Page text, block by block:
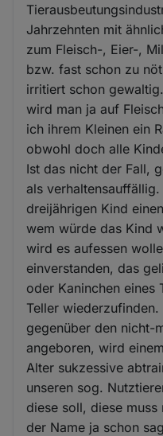
Jahrzehnten mit
zum Fleisch-, Eier-,
bzw. fast schon zu
irritiert schon
wird man ja auf
ich ihrem Kleinen ein
obwohl doch alle
Ist das nicht der Fall,
als
dreijährigen Kind
wem würde das Kind
wird es aufessen
einverstanden, das
oder Kaninchen eines
Teller
gegenüber den nicht-
angeboren, wird
Alter sukzessive
unseren sog.
diese soll, diese
der Name ja schon